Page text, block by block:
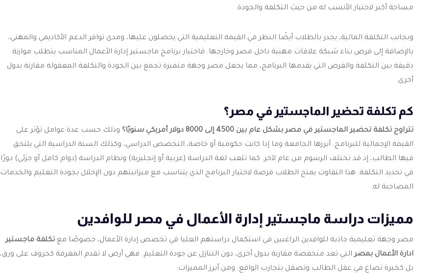
مساحة أكبر لاختيار الأنسب له من حيث التكلفة والجودة.
وبجانب التكلفة المالية، يجدر بالطلاب أيضًا النظر في القيمة التعليمية التي يحصلون عليها، ومدى توافر الدعم الأكاديمي والمهني،
بالإضافة إلى فرص بناء شبكة علاقات مهنية داخل مصر وخارجها. فاختيار برنامج ماجستير إدارة الأعمال المناسب يتطلب موازنة
دقيقة بين التكلفة والفرص التي يقدمها البرنامج، مما يجعل مصر وجهة متميزة تجمع بين الجودة والتكلفة المعقولة مقارنة بدول
أخرى.
كم تكلفة تحضير الماجستير في مصر؟
تتراوح تكلفة تحضير الماجستير في مصر بشكل عام بين 4500 إلى 8000 دولار أمريكي سنويًا؟
وذلك حسب عدة عوامل تؤثر على
القيمة الإجمالية للبرنامج. أبرزها الجامعة وما إذا كانت حكومية أو خاصة، التخصص الدراسي، وكذلك السنة الدراسية التي يلتحق
فيها الطالب، إذ قد تختلف الرسوم من عام لآخر. كما تلعب لغة الدراسة (عربية أو إنجليزية) ونظام الدراسة (دوام كامل أو جزئي) دورًا
في تحديد التكلفة. هذا التفاوت يمنح الطلاب فرصة لاختيار البرنامج الذي يتناسب مع ميزانيتهم دون الإخلال بجودة التعليم والخدمات
المصاحبة له.
مميزات دراسة ماجستير إدارة الأعمال في مصر للوافدين
مصر وجهة تعليمية جاذبة للوافدين الراغبين في استكمال دراستهم العليا في تخصص إدارة الأعمال، خصوصًا مع تكلفة ماجستير
ادارة الأعمال بمصرالتي تعد منخفضة مقارنة بدول أخرى، دون التنازل عن جودة التعليم. فهي أرض لا تقدم المعرفة كحروف على ورق،
بل كخبرة تصاغ في عقل الطالب وتصقل بتجارب الواقع. ومن أبرز المميزات: